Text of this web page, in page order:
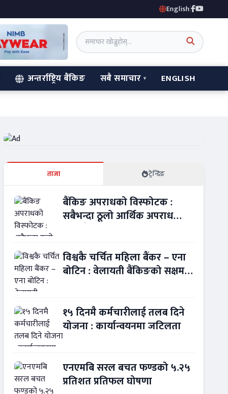
English|
अन्तर्राष्ट्रिय बैंकिङ सबै समाचार ENGLISH
ताजा ट्रेन्डिङ
बैंकिङ अपराधको विस्फोटक :
सबैभन्दा ठूलो आर्थिक अपराध
विश्वकै चर्चित महिला बैंकर – एना
बोटिन : वेलायती बैंकिङको सक्षम
१५ दिनमै कर्मचारीलाई तलब दिने
योजना : कार्यान्वयनमा जटिलता
एनएमबि सरल बचत फण्डको ५.२५
प्रतिशत प्रतिफल घोषणा